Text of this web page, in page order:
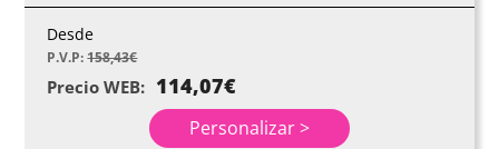
Desde
P.V.P:158,43€
Precio WEB: 114,07€
Personalizar >